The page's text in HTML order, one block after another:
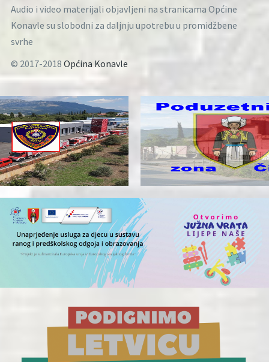
Audio i video materijali objavljeni na stranicama Općine
Konavle su slobodni za daljnju upotrebu u promidžbene
svrhe
© 2017-2018 Općina Konavle